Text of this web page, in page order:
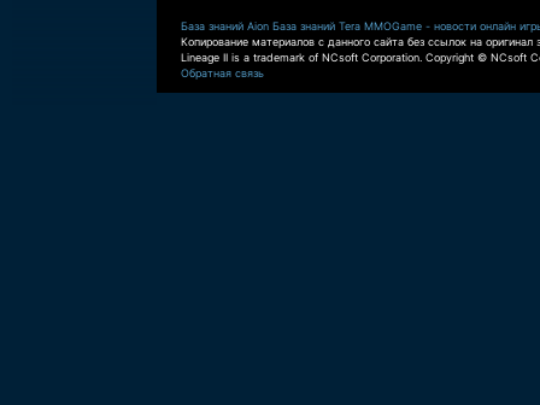
База знаний Aion База знаний Tera MMOGame - новости онлайн
Копирование материалов с данного сайта без ссылок на оригинал
Lineage II is a trademark of NCsoft Corporation. Copyright © NCsoft
Обратная связь